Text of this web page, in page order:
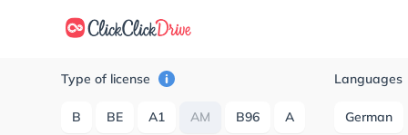
Type of license
B BE A1 AM B96 A
Languages
German